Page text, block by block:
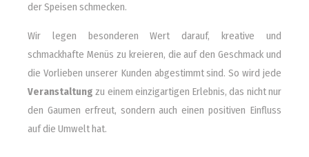
der Speisen schmecken.
Wir legen besonderen Wert darauf, kreative und
schmackhafte Menüs zu kreieren, die auf den Geschmack und
die Vorlieben unserer Kunden abgestimmt sind. So wird jede
Veranstaltung zu einem einzigartigen Erlebnis, das nicht nur
den Gaumen erfreut, sondern auch einen positiven Einfluss
auf die Umwelt hat.